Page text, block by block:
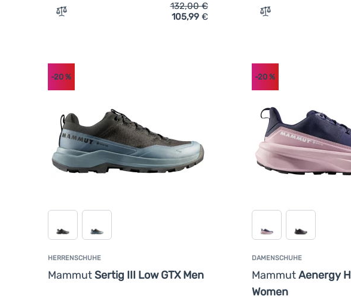
Zum Vergleich 'Herrenschuhe Mammut Aenergy Hike Low Men'
132,00€
105,99 € Zum Vergleich
HERRENSCHUHE
MammutSertig III Low GTX Men
-20 %
DAMENSCHUHE
MammutAenergy
Women
-20 %